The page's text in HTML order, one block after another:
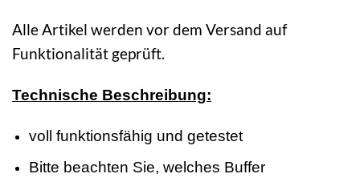
Alle Artikel werden vor dem Versand auf
Funktionalität geprüft.
Technische Beschreibung:
voll funktionsfähig und getestet
Bitte beachten Sie, welches Buffer